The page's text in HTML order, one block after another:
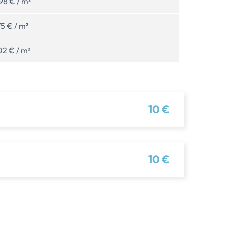
€ / m²
€ / m²
10 €
10 €